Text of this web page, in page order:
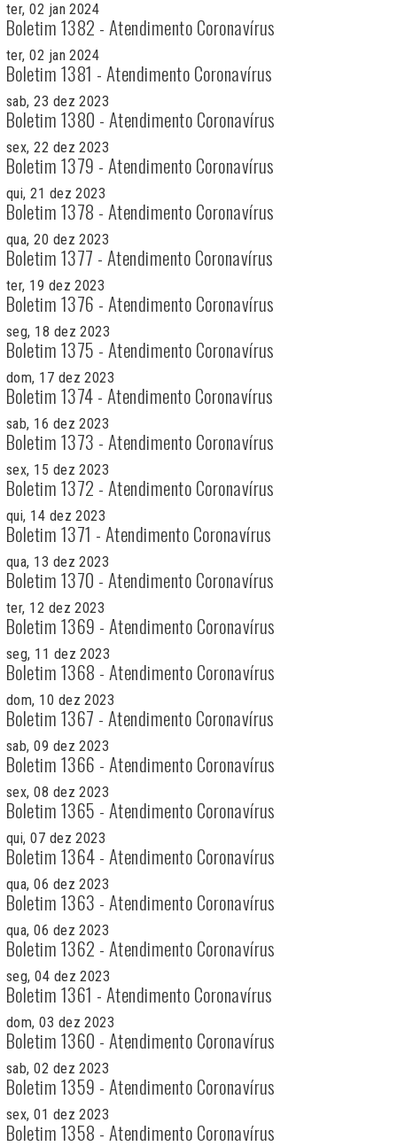
ter, 02 jan 2024
Boletim 1382 - Atendimento Coronavírus
ter, 02 jan 2024
Boletim 1381 - Atendimento Coronavírus
sab, 23 dez 2023
Boletim 1380 - Atendimento Coronavírus
sex, 22 dez 2023
Boletim 1379 - Atendimento Coronavírus
qui, 21 dez 2023
Boletim 1378 - Atendimento Coronavírus
qua, 20 dez 2023
Boletim 1377 - Atendimento Coronavírus
ter, 19 dez 2023
Boletim 1376 - Atendimento Coronavírus
seg, 18 dez 2023
Boletim 1375 - Atendimento Coronavírus
dom, 17 dez 2023
Boletim 1374 - Atendimento Coronavírus
sab, 16 dez 2023
Boletim 1373 - Atendimento Coronavírus
sex, 15 dez 2023
Boletim 1372 - Atendimento Coronavírus
qui, 14 dez 2023
Boletim 1371 - Atendimento Coronavírus
qua, 13 dez 2023
Boletim 1370 - Atendimento Coronavírus
ter, 12 dez 2023
Boletim 1369 - Atendimento Coronavírus
seg, 11 dez 2023
Boletim 1368 - Atendimento Coronavírus
dom, 10 dez 2023
Boletim 1367 - Atendimento Coronavírus
sab, 09 dez 2023
Boletim 1366 - Atendimento Coronavírus
sex, 08 dez 2023
Boletim 1365 - Atendimento Coronavírus
qui, 07 dez 2023
Boletim 1364 - Atendimento Coronavírus
qua, 06 dez 2023
Boletim 1363 - Atendimento Coronavírus
qua, 06 dez 2023
Boletim 1362 - Atendimento Coronavírus
seg, 04 dez 2023
Boletim 1361 - Atendimento Coronavírus
dom, 03 dez 2023
Boletim 1360 - Atendimento Coronavírus
sab, 02 dez 2023
Boletim 1359 - Atendimento Coronavírus
sex, 01 dez 2023
Boletim 1358 - Atendimento Coronavírus